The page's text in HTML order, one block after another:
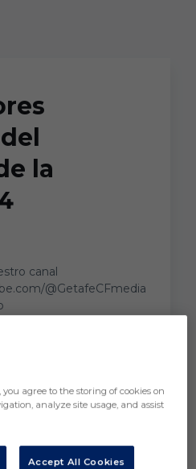
la
canal
@GetafeCFmedia
you agree to the storing of cookies on
analyze site usage, and assist
Accept All Cookies